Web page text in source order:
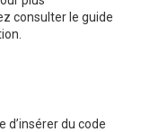
consulter le guide
d’insérer du code